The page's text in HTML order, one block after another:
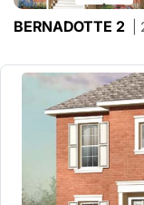
BERNADOTTE 2 |